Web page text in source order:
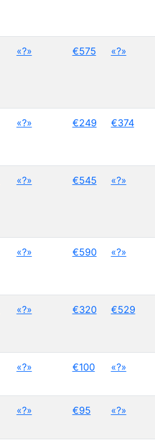
«?» €575 «?»
«?» €249 €374
«?» €545 «?»
«?» €590 «?»
«?» €320 €529
«?» €100 «?»
«?» €95 «?»